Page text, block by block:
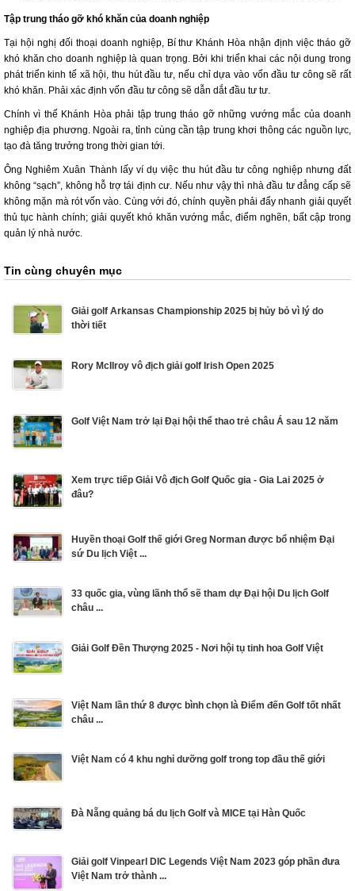
Tập trung tháo gỡ khó khăn của doanh nghiệp
Tại hội nghị đối thoại doanh nghiệp, Bí thư Khánh Hòa nhận định việc tháo gỡ
khó khăn cho doanh nghiệp là quan trọng. Bởi khi triển khai các nội dung trong
phát triển kinh tế xã hội, thu hút đầu tư, nếu chỉ dựa vào vốn đầu tư công sẽ rất
khó khăn. Phải xác định vốn đầu tư công sẽ dẫn dắt đầu tư tư.
Chính vì thế Khánh Hòa phải tập trung tháo gỡ những vướng mắc của doanh
nghiệp địa phương. Ngoài ra, tỉnh cùng cần tập trung khơi thông các nguồn lực,
tạo đà tăng trưởng trong thời gian tới.
Ông Nghiêm Xuân Thành lấy ví dụ việc thu hút đầu tư công nghiệp nhưng đất
không “sạch”, không hỗ trợ tái định cư. Nếu như vậy thì nhà đầu tư đẳng cấp sẽ
không mặn mà rót vốn vào. Cùng với đó, chính quyền phải đẩy nhanh giải quyết
thủ tục hành chính; giải quyết khó khăn vướng mắc, điểm nghẽn, bất cập trong
quản lý nhà nước.
Tin cùng chuyên mục
Giải golf Arkansas Championship 2025 bị hủy bỏ vì lý do
thời tiết
Rory McIlroy vô địch giải golf Irish Open 2025
Golf Việt Nam trở lại Đại hội thể thao trẻ châu Á sau 12 năm
Xem trực tiếp Giải Vô địch Golf Quốc gia - Gia Lai 2025 ở
đâu?
Huyền thoại Golf thế giới Greg Norman được bổ nhiệm Đại
sứ Du lịch Việt ...
33 quốc gia, vùng lãnh thổ sẽ tham dự Đại hội Du lịch Golf
châu ...
Giải Golf Đền Thượng 2025 - Nơi hội tụ tinh hoa Golf Việt
Việt Nam lần thứ 8 được bình chọn là Điểm đến Golf tốt nhất
châu ...
Việt Nam có 4 khu nghỉ dưỡng golf trong top đầu thế giới
Đà Nẵng quảng bá du lịch Golf và MICE tại Hàn Quốc
Giải golf Vinpearl DIC Legends Việt Nam 2023 góp phần đưa
Việt Nam trở thành ...